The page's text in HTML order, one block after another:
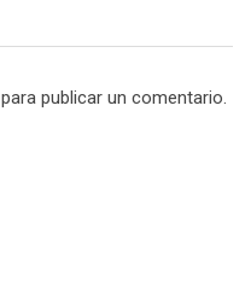
para publicar un comentario.